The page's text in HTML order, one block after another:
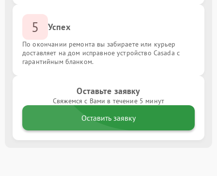
5 Успех
По окончании ремонта вы забираете или курьер
доставляет на дом исправное устройство Casada с
гарантийным бланком.
Оставьте заявку
Свяжемся с Вами в течение 5 минут
Оставить заявку